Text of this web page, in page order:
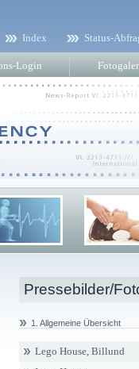
Index Status-
Login
Pressebilder/
1. Allgemeine Übersicht
Lego House, Billund